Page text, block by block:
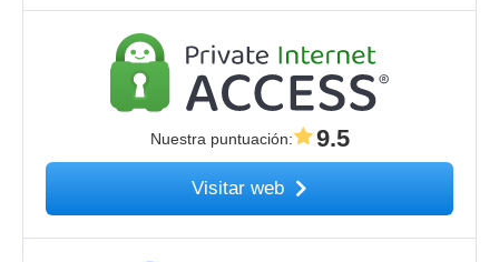
Nuestra puntuación: 9.5
Visitar web